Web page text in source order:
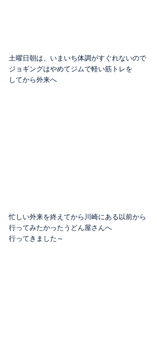
土曜日朝は、いまいち体調がすぐれないので
ジョギングはやめてジムで軽い筋トレを
してから外来へ
忙しい外来を終えてから川崎にある以前から
行ってみたかったうどん屋さんへ
行ってきました～